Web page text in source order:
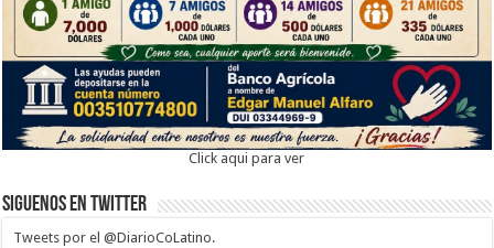
Click aqui para ver
Siguenos en twitter
Tweets por el @DiarioCoLatino.